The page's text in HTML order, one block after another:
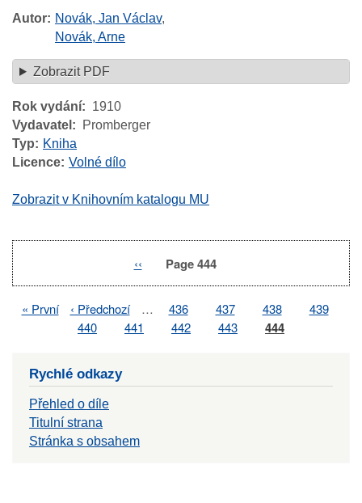
Autor Novák, Jan Václav,
Novák, Arne
Zobrazit PDF
Rok vydání
1910
Vydavatel
Promberger
Typ
Kniha
Licence Volné dílo
Zobrazit v Knihovním katalogu MU
Previous
‹‹ Page 444
Pagination
First
« První
Previous
page
‹ Předchozí … Page
436 Page
437 Page
438 Page
439
Page
440 Page
441 Page
442 Page
443 Page
444
Rychlé odkazy
Přehled o díle
Titulní strana
Stránka s obsahem